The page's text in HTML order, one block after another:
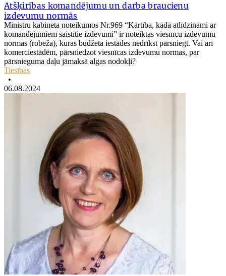
Atšķirības komandējumu un darba braucienu
izdevumu normās
Ministru kabineta noteikumos Nr.969 “Kārtība, kādā atlīdzināmi ar
komandējumiem saistītie izdevumi” ir noteiktas viesnīcu izdevumu
normas (robeža), kuras budžeta iestādes nedrīkst pārsniegt. Vai arī
komerciestādēm, pārsniedzot viesnīcas izdevumu normas, par
pārsnieguma daļu jāmaksā algas nodokļi?
Tiesības
•
06.08.2024